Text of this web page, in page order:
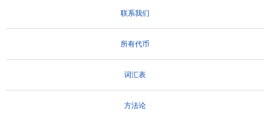
联系我们
所有代币
词汇表
方法论